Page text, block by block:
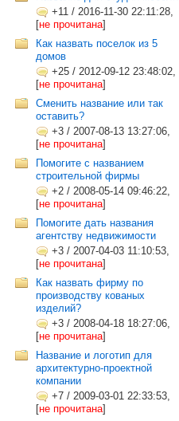
+11 / 2016-11-30 22:11:28,
[не прочитана]
Как назвать поселок из 5
домов
+25 / 2012-09-12 23:48:02,
[не прочитана]
Сменить название или так
оставить?
+3 / 2007-08-13 13:27:06,
[не прочитана]
Помогите с названием
строительной фирмы
+2 / 2008-05-14 09:46:22,
[не прочитана]
Помогите дать названия
агентству недвижимости
+3 / 2007-04-03 11:10:53,
[не прочитана]
Как назвать фирму по
производству кованых
изделий?
+3 / 2008-04-18 18:27:06,
[не прочитана]
Название и логотип для
архитектурно-проектной
компании
+7 / 2009-03-01 22:33:53,
[не прочитана]